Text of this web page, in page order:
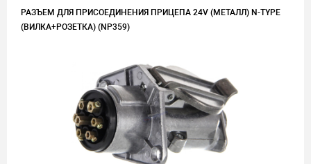
РАЗЪЕМ ДЛЯ ПРИСОЕДИНЕНИЯ ПРИЦЕПА 24V (МЕТАЛЛ) N-TYPE
(ВИЛКА+РОЗЕТКА) (NP359)